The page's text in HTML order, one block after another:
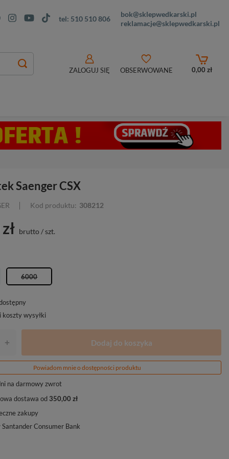
tel: 510 510 806
bok@sklepwedkarski.pl
reklamacje@sklepwedkarski.pl
ZALOGUJ SIĘ OBSERWOWANE 0,00 zł
Saenger CSX
Kod produktu: 308212
brutto /szt.
6000
koszty wysyłki
+ Dodaj do koszyka
Powiadom mnie o dostępności produktu
na darmowy zwrot
dostawa od 350,00 zł
zakupy
Santander Consumer Bank